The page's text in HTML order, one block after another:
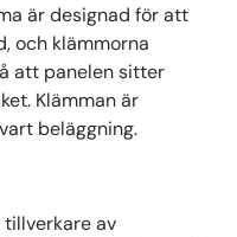
är designad för att
och klämmorna
att panelen sitter
Klämman är
beläggning.
tillverkare av